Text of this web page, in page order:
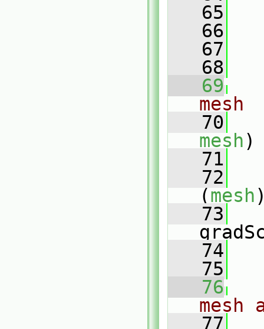
   65
   66
   67
   68
   69
mesh
   70
mesh)
   71
   72
(mesh
   73
   74
   75
   76
mesh
   77